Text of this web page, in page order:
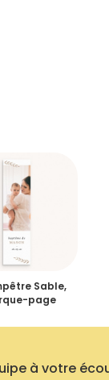
Sable,
page
à votre